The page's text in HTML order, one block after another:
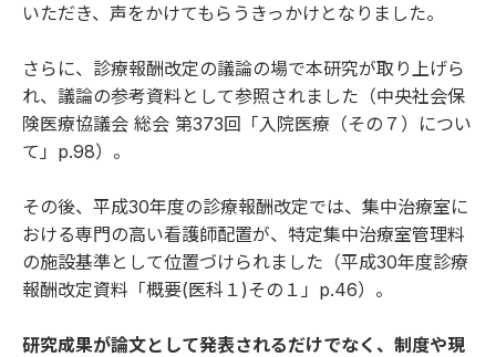
いただき、声をかけてもらうきっかけとなりました。
さらに、診療報酬改定の議論の場で本研究が取り上げら
れ、議論の参考資料として参照されました（中央社会保
険医療協議会 総会 第373回「入院医療（その７）につい
て」p.98）。
その後、平成30年度の診療報酬改定では、集中治療室に
おける専門の高い看護師配置が、特定集中治療室管理料
の施設基準として位置づけられました（平成30年度診療
報酬改定資料「概要(医科１)その１」p.46）。
研究成果が論文として発表されるだけでなく、制度や現